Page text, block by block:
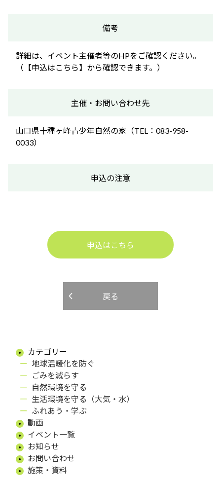
備考
詳細は、イベント主催者等のHPをご確認ください。
（【申込はこちら】から確認できます。）
主催・お問い合わせ先
山口県十種ヶ峰青少年自然の家（TEL：083-958-
0033）
申込の注意
申込はこちら
戻る
カテゴリー
地球温暖化を防ぐ
ごみを減らす
自然環境を守る
生活環境を守る（大気・水）
ふれあう・学ぶ
動画
イベント一覧
お知らせ
お問い合わせ
施策・資料